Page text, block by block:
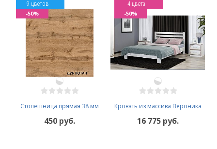
Столешница прямая 38 мм
9 цветов
450 руб.
-50%
Кровать из массива Вероника
4 цвета
16 775 руб.
-50%